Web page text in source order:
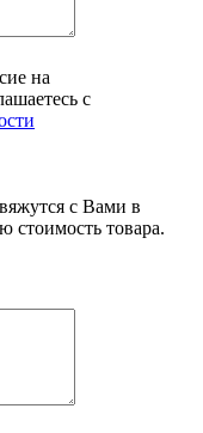
на
с
с Вами в
стоимость товара.